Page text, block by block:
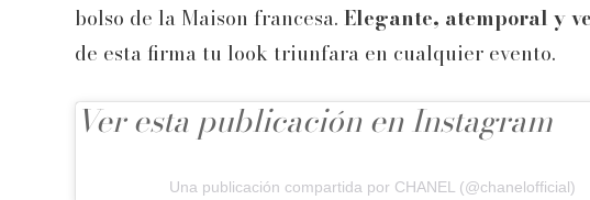
bolso de la Maison francesa. Elegante, atemporal y
de esta firma tu look triunfara en cualquier evento.
Ver esta publicación en Instagram
Una publicación compartida por CHANEL (@chanelofficial)